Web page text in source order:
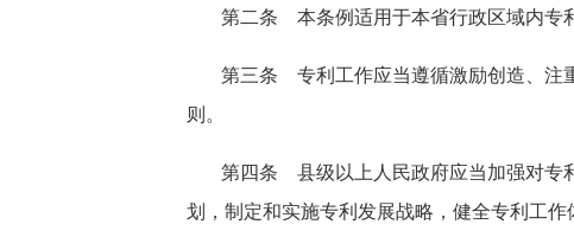
第二条 本条例适用于本省行政区域内专
第三条 专利工作应当遵循激励创造、注
则。
第四条 县级以上人民政府应当加强对专
划，制定和实施专利发展战略，健全专利工